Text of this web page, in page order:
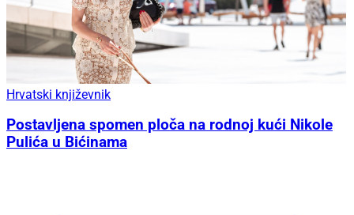
Hrvatski književnik
Postavljena spomen ploča na rodnoj kući Nikole
Pulića u Bićinama